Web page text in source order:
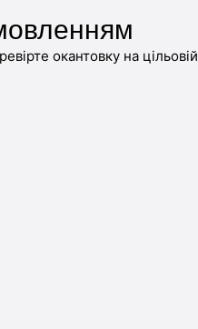
окантовку на цільовій